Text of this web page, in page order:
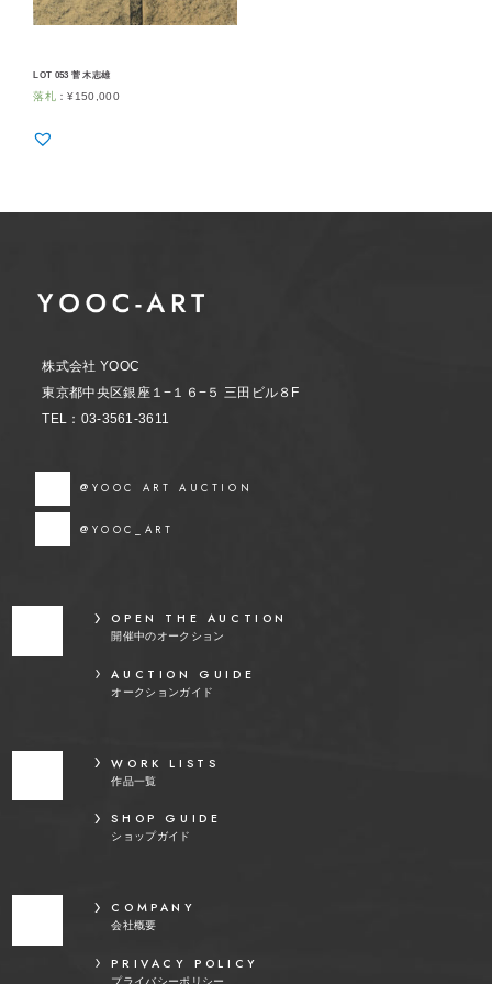
LOT 053 菅 木志雄
落札 ：¥150,000
株式会社 YOOC
東京都中央区銀座１−１６−５ 三田ビル８F
TEL：03-3561-3611
@YOOC ART AUCTION
@YOOC_ART
OPEN THE AUCTION
開催中のオークション
AUCTION GUIDE
オークションガイド
WORK LISTS
作品一覧
SHOP GUIDE
ショップガイド
COMPANY
会社概要
PRIVACY POLICY
プライバシーポリシー